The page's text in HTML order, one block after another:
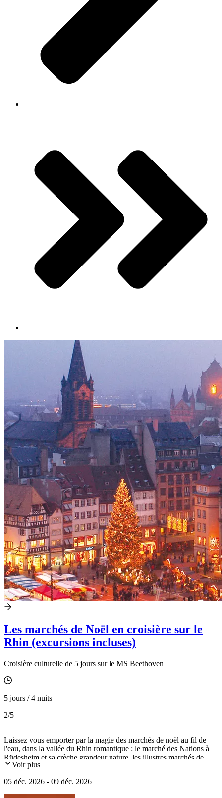
Les marchés de Noël en croisière sur le
Rhin (excursions incluses)
Croisière culturelle de 5 jours sur le MS Beethoven
5 jours / 4 nuits
2/5
Laissez vous emporter par la magie des marchés de noël au fil de
l'eau, dans la vallée du Rhin romantique : le marché des Nations à
Rüdesheim et sa crèche grandeur nature, les illustres marchés de
Strabourg et le marché de Mayence et ses trésors artisanaux. Une
Gutenberg, la tradition artistique de la maison Lalique et les trésors
du Palais du Rohan.
Voir plus
05 déc. 2026 - 09 déc. 2026